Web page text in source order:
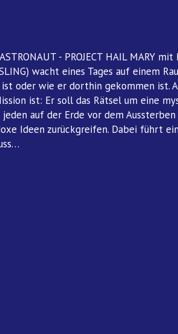
- PROJECT HAIL MARY mit
wacht eines Tages auf einem
oder wie er dorthin gekommen ist.
ist: Er soll das Rätsel um eine
auf der Erde vor dem
Ideen zurückgreifen. Dabei führt